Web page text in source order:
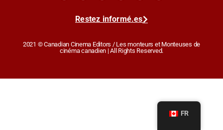
Restez informé.es
2021 © Canadian Cinema Editors / Les monteurs et Monteuses de
cinéma canadien | All Rights Reserved.
FR